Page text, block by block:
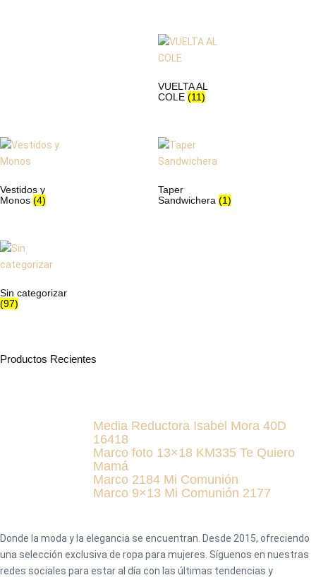
VUELTA AL
COLE (11)
Vestidos y
Monos (4)
Taper
Sandwichera (1)
Sin categorizar
(97)
Productos Recientes
Media Reductora Isabel Mora 40D
16418
Marco foto 13×18 KM335 Te Quiero
Mamá
Marco 2184 Mi Comunión
Marco 9×13 Mi Comunión 2177
Donde la moda y la elegancia se encuentran. Desde 2015, ofreciendo
una selección exclusiva de ropa para mujeres. Síguenos en nuestras
redes sociales para estar al día con las últimas tendencias y